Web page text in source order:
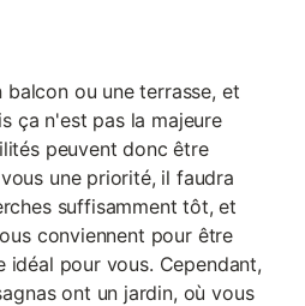
balcon ou une terrasse, et
ça n'est pas la majeure
peuvent donc être
une priorité, il faudra
suffisamment tôt, et
conviennent pour être
idéal pour vous. Cependant,
ont un jardin, où vous